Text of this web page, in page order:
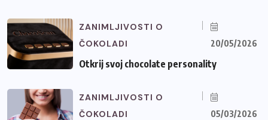
ZANIMLJIVOSTI O
ČOKOLADI
20/05/2026
Otkrij svoj chocolate personality
ZANIMLJIVOSTI O
ČOKOLADI
05/03/2026